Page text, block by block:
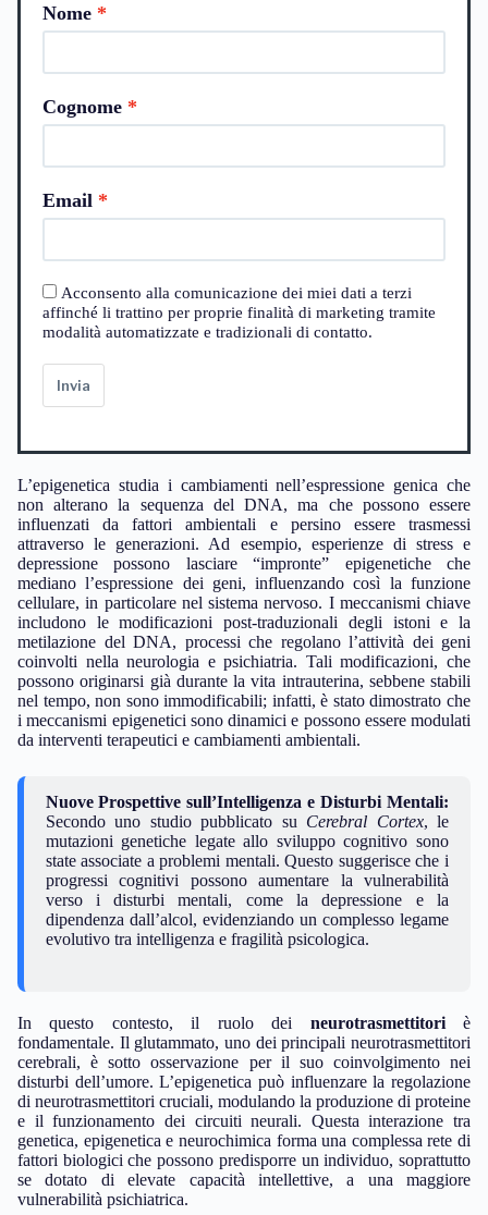
Nome
Cognome
Email
Acconsento alla comunicazione dei miei dati a terzi
affinché li trattino per proprie finalità di marketing tramite
modalità automatizzate e tradizionali di contatto.
Invia
L’epigenetica studia i cambiamenti nell’espressione genica che
non alterano la sequenza del DNA, ma che possono essere
influenzati da fattori ambientali e persino essere trasmessi
attraverso le generazioni. Ad esempio, esperienze di stress e
depressione possono lasciare “impronte” epigenetiche che
mediano l’espressione dei geni, influenzando così la funzione
cellulare, in particolare nel sistema nervoso. I meccanismi chiave
includono le modificazioni post-traduzionali degli istoni e la
metilazione del DNA, processi che regolano l’attività dei geni
coinvolti nella neurologia e psichiatria. Tali modificazioni, che
possono originarsi già durante la vita intrauterina, sebbene stabili
nel tempo, non sono immodificabili; infatti, è stato dimostrato che
i meccanismi epigenetici sono dinamici e possono essere modulati
da interventi terapeutici e cambiamenti ambientali.
Nuove Prospettive sull’Intelligenza e Disturbi Mentali:
Secondo uno studio pubblicato su Cerebral Cortex, le
mutazioni genetiche legate allo sviluppo cognitivo sono
state associate a problemi mentali. Questo suggerisce che i
progressi cognitivi possono aumentare la vulnerabilità
verso i disturbi mentali, come la depressione e la
dipendenza dall’alcol, evidenziando un complesso legame
evolutivo tra intelligenza e fragilità psicologica.
In questo contesto, il ruolo dei neurotrasmettitoriè
fondamentale. Il glutammato, uno dei principali neurotrasmettitori
cerebrali, è sotto osservazione per il suo coinvolgimento nei
disturbi dell’umore. L’epigenetica può influenzare la regolazione
di neurotrasmettitori cruciali, modulando la produzione di proteine
e il funzionamento dei circuiti neurali. Questa interazione tra
genetica, epigenetica e neurochimica forma una complessa rete di
fattori biologici che possono predisporre un individuo, soprattutto
se dotato di elevate capacità intellettive, a una maggiore
vulnerabilità psichiatrica.